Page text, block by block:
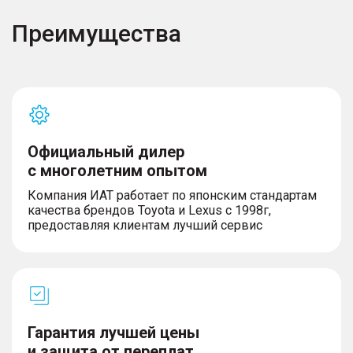
Преимущества
Официальный дилер
с многолетним опытом
Компания ИАТ работает по японским стандартам
качества брендов Toyota и Lexus с 1998г,
предоставляя клиентам лучший сервис
Гарантия лучшей цены